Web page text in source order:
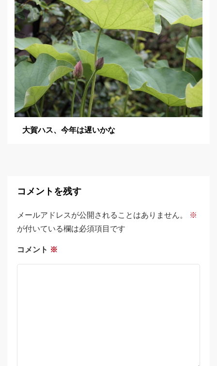
大賀ハス、今年は遅いかな
コメントを残す
メールアドレスが公開されることはありません。
※
が付いている欄は必須項目です
コメント ※